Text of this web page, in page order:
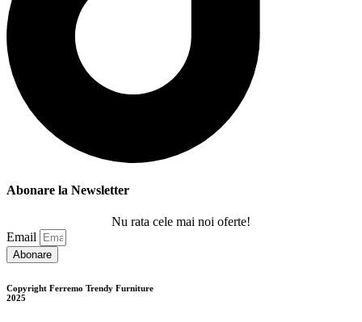
Abonare la Newsletter
Nu rata cele mai noi oferte!
Email
Abonare
Copyright Ferremo Trendy Furniture
2025